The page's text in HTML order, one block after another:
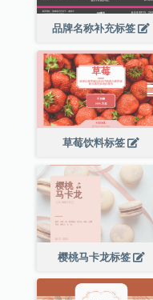
品牌名称补充标签
草莓饮料标签
樱桃马卡龙标签